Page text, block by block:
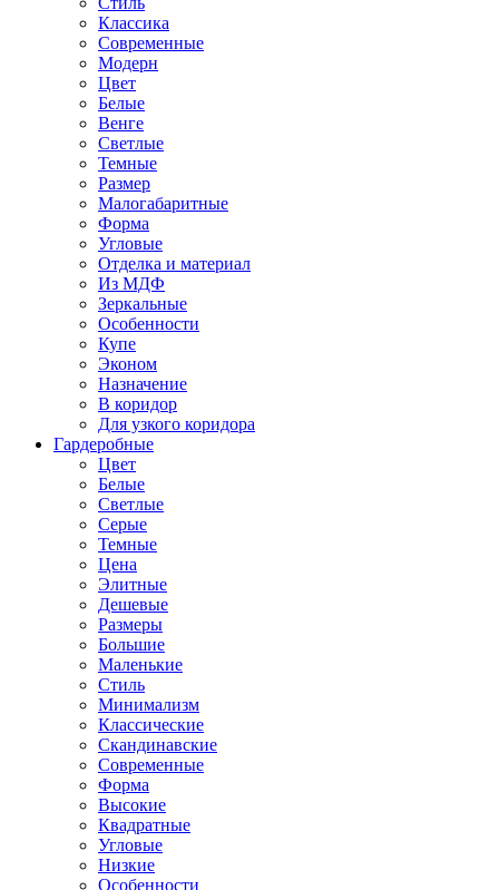
Классика
Современные
Модерн
Цвет
Белые
Венге
Светлые
Темные
Размер
Малогабаритные
Форма
Угловые
Отделка и материал
Из МДФ
Зеркальные
Особенности
Купе
Эконом
Назначение
В коридор
Для узкого коридора
Гардеробные
Цвет
Белые
Светлые
Серые
Темные
Цена
Элитные
Дешевые
Размеры
Большие
Маленькие
Стиль
Минимализм
Классические
Скандинавские
Современные
Форма
Высокие
Квадратные
Угловые
Низкие
Особенности